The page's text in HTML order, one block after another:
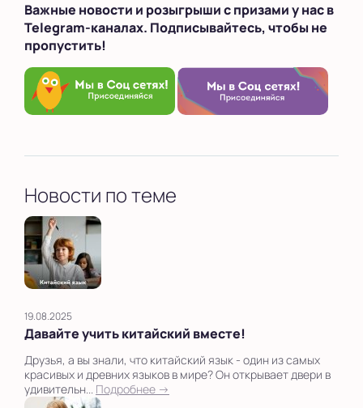
Важные новости и розыгрыши с призами у нас в
Telegram-каналах. Подписывайтесь, чтобы не
пропустить!
Новости по теме
19.08.2025
Давайте учить китайский вместе!
Друзья, а вы знали, что китайский язык - один из самых
красивых и древних языков в мире? Он открывает двери в
удивительн... Подробнее →